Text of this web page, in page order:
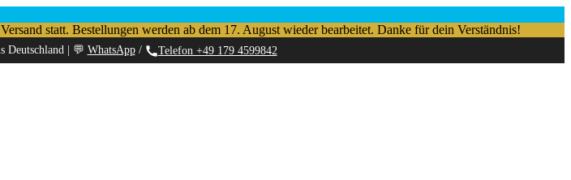
statt. Bestellungen werden ab dem 17. August wieder bearbeitet. Danke für dein Verständnis!
Deutschland | 💬 WhatsApp/ Telefon +49 179 4599842